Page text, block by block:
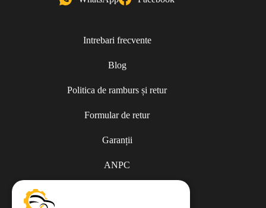
Intrebari frecvente
Blog
Politica de ramburs și retur
Formular de retur
Garanții
ANPC